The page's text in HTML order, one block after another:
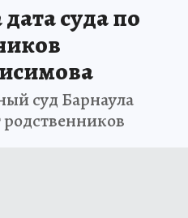
суда по
суд Барнаула